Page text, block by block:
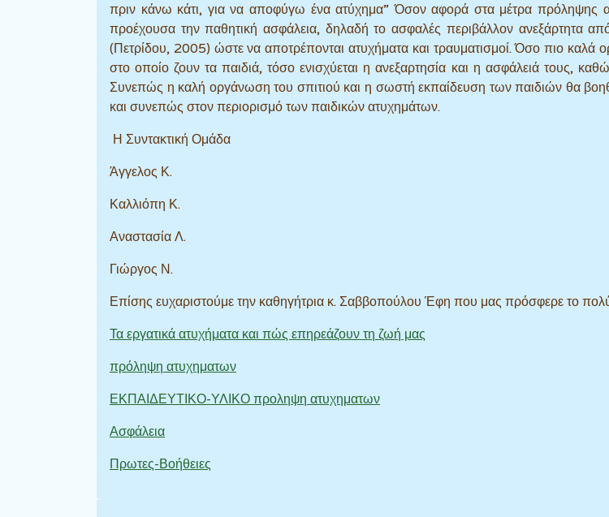
πριν κάνω κάτι, για να αποφύγω ένα ατύχημα” Όσον αφορά στα μέτρα πρόληψης
προέχουσα την παθητική ασφάλεια, δηλαδή το ασφαλές περιβάλλον ανεξάρτητα
(Πετρίδου, 2005) ώστε να αποτρέπονται ατυχήματα και τραυματισμοί. Όσο πιο καλά
στο οποίο ζουν τα παιδιά, τόσο ενισχύεται η ανεξαρτησία και η ασφάλειά τους,
Συνεπώς η καλή οργάνωση του σπιτιού και η σωστή εκπαίδευση των παιδιών θα
και συνεπώς στον περιορισμό των παιδικών ατυχημάτων.
Η Συντακτική Ομάδα
Άγγελος Κ.
Καλλιόπη Κ.
Αναστασία Λ.
Γιώργος Ν.
Επίσης ευχαριστούμε την καθηγήτρια κ. Σαββοπούλου Έφη που μας πρόσφερε το
Τα εργατικά ατυχήματα και πώς επηρεάζουν τη ζωή μας
πρόληψη ατυχηματων
ΕΚΠΑΙΔΕΥΤΙΚΟ-ΥΛΙΚΟ προληψη ατυχηματων
Ασφάλεια
Πρωτες-Βοήθειες